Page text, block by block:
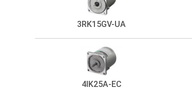
3RK15GV-UA
4IK25A-EC